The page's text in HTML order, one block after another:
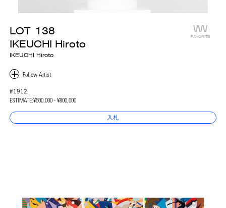
LOT 138
IKEUCHI Hiroto
IKEUCHI Hiroto
FAVORITE
#1912
ESTIMATE:¥500,000 - ¥800,000
入札